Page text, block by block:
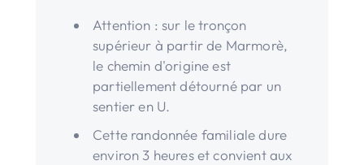
Attention : sur le tronçon
supérieur à partir de Marmorè,
le chemin d'origine est
partiellement détourné par un
sentier en U.
Cette randonnée familiale dure
environ 3 heures et convient aux